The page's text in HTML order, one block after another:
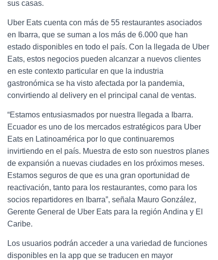
sus casas.
Uber Eats cuenta con más de 55 restaurantes asociados
en Ibarra, que se suman a los más de 6.000 que han
estado disponibles en todo el país. Con la llegada de Uber
Eats, estos negocios pueden alcanzar a nuevos clientes
en este contexto particular en que la industria
gastronómica se ha visto afectada por la pandemia,
convirtiendo al delivery en el principal canal de ventas.
“Estamos entusiasmados por nuestra llegada a Ibarra.
Ecuador es uno de los mercados estratégicos para Uber
Eats en Latinoamérica por lo que continuaremos
invirtiendo en el país. Muestra de esto son nuestros planes
de expansión a nuevas ciudades en los próximos meses.
Estamos seguros de que es una gran oportunidad de
reactivación, tanto para los restaurantes, como para los
socios repartidores en Ibarra”, señala Mauro González,
Gerente General de Uber Eats para la región Andina y El
Caribe.
Los usuarios podrán acceder a una variedad de funciones
disponibles en la app que se traducen en mayor